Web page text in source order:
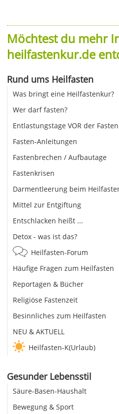
Möchtest du mehr
heilfastenkur.de
Rund ums Heilfasten
Was bringt eine Heilfastenkur?
Wer darf fasten?
Entlastungstage VOR der
Fasten-Anleitungen
Fastenbrechen / Aufbautage
Fastenkrisen
Darmentleerung beim
Mittel zur Entgiftung
Entschlacken heißt ...
Detox - was ist das?
Heilfasten-Forum
Häufige Fragen zum Heilfasten
Reportagen & Bücher
Religiöse Fastenzeit
Besinnliches zum Heilfasten
NEU & AKTUELL
Heilfasten-K(Urlaub)
Gesunder Lebensstil
Säure-Basen-Haushalt
Bewegung & Sport